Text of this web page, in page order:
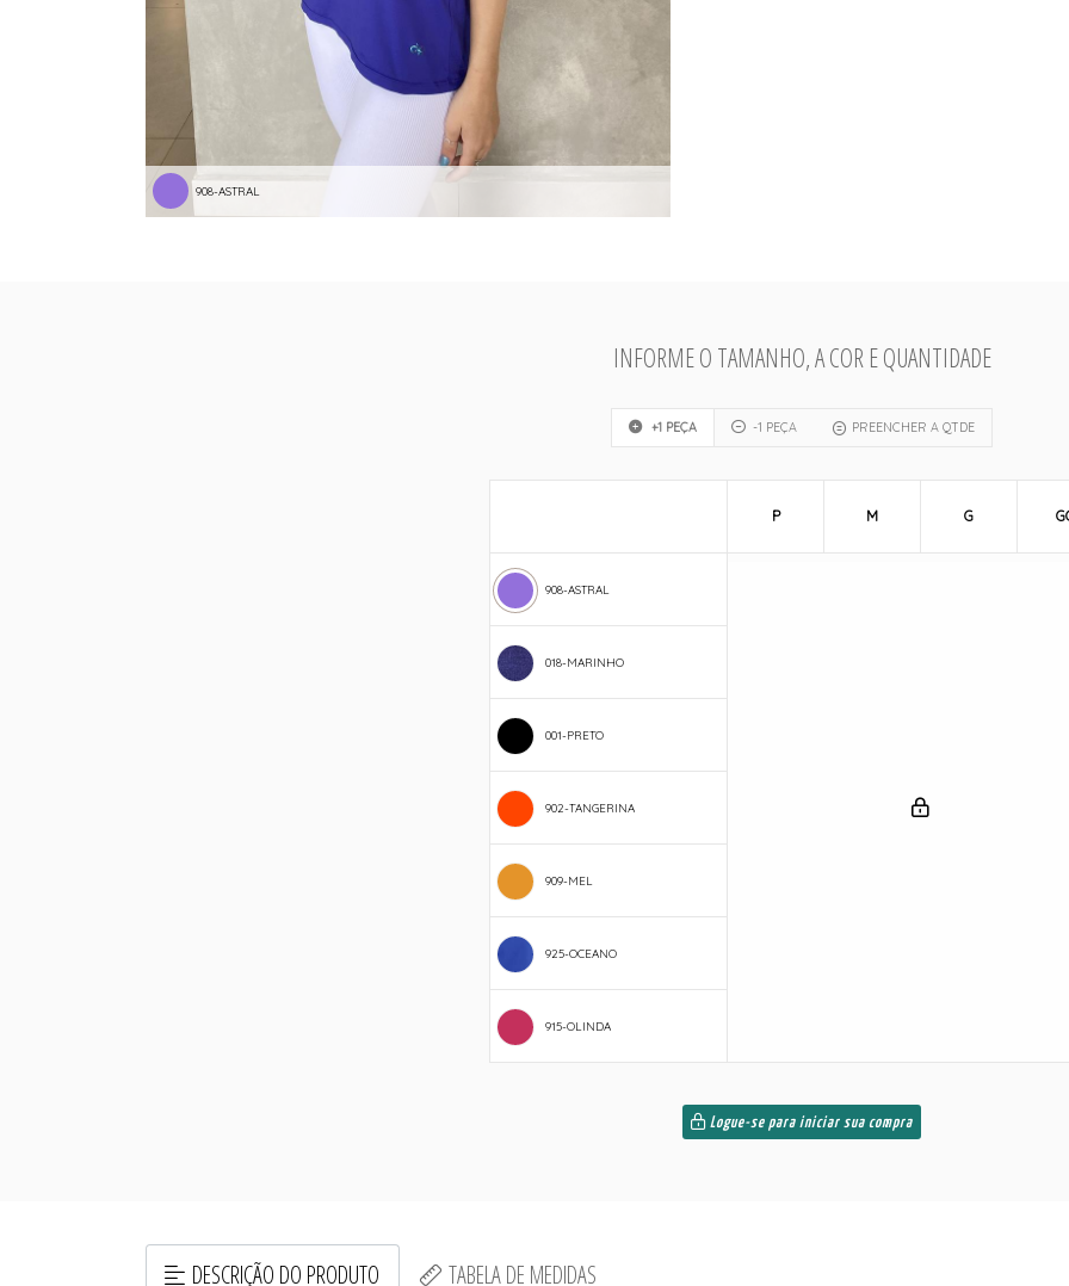
908-ASTRAL
INFORME O TAMANHO, A COR E QUANTIDADE
+1 PEÇA -1 PEÇA PREENCHER A QTDE
908-ASTRAL
018-MARINHO
001-PRETO
902-TANGERINA
909-MEL
925-OCEANO
915-OLINDA
P M G
Logue-se para iniciar sua compra
DESCRIÇÃO DO PRODUTO TABELA DE MEDIDAS